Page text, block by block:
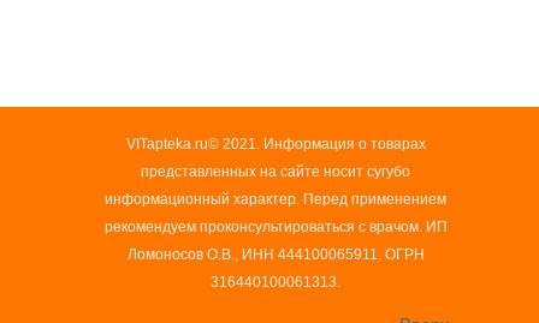
VITapteka.ru© 2021. Информация о товарах
представленных на сайте носит сугубо
информационный характер. Перед применением
рекомендуем проконсультироваться с врачом. ИП
Ломоносов О.В., ИНН 444100065911, ОГРН
316440100061313.